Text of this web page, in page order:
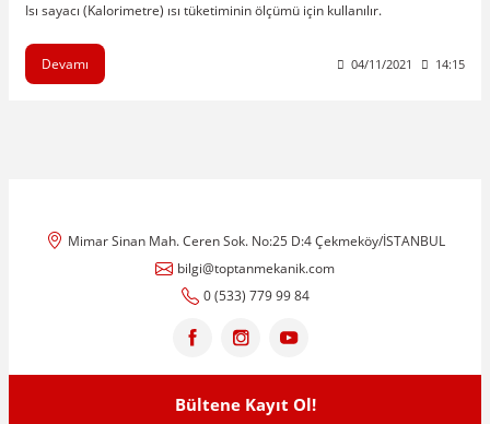
Isı sayacı (Kalorimetre) ısı tüketiminin ölçümü için kullanılır.
Devamı 04/11/2021 14:15
Mimar Sinan Mah. Ceren Sok. No:25 D:4 Çekmeköy/İSTANBUL
bilgi@toptanmekanik.com
0 (533) 779 99 84
Bültene Kayıt Ol!